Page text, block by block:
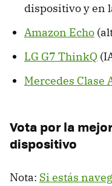
dispositivo y en
Amazon Echo
LG G7 ThinkQ
Mercedes Clase
Vota por la
dispositivo
Nota: Si estás